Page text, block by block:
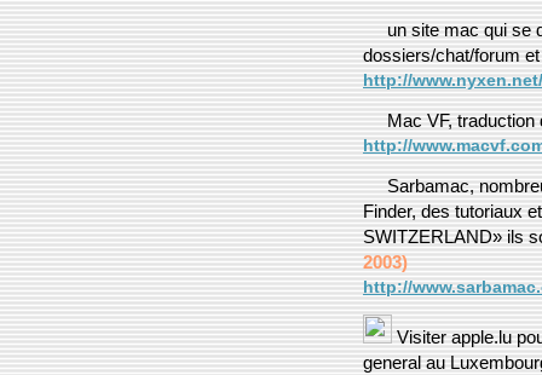
un site mac qui se
dossiers/chat/forum
http://www.nyxen.net/
Mac VF, traduction
http://
Sarbamac,
Finder, des tutoriaux
SWITZERLAND» ils
2003)
http://
Visiter apple.lu
general au